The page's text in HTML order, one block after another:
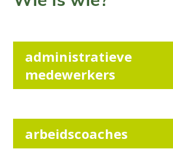
administratieve
medewerkers
arbeidscoaches